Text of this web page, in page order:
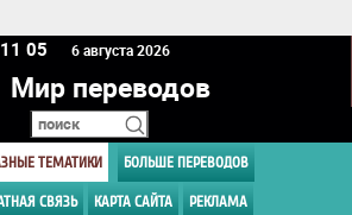
11:05 6 августа 2026
Мир переводов
ТЕМАТИКИ БОЛЬШЕ ПЕРЕВОДОВ
СВЯЗЬ КАРТА САЙТА РЕКЛАМА